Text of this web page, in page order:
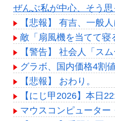
ぜんぶ私が中心、そう
【悲報】 有吉、一般
敵「扇風機を当てて寝
【警告】 社会人「ス
グラボ、国内価格4割
【悲報】 おわり。
【にじ甲2026】本日
マウスコンピュータ